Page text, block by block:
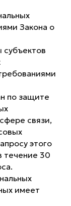
Закона о
субъектов
по защите
связи,
этого
течение 30
имеет